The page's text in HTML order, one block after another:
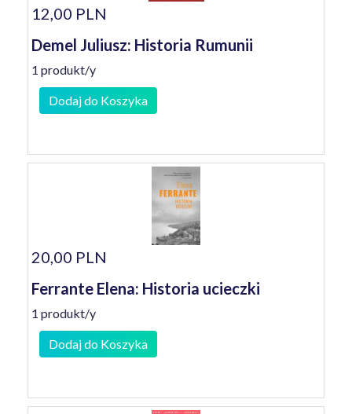
12,00 PLN
Demel Juliusz: Historia Rumunii
1 produkt/y
Dodaj do Koszyka
20,00 PLN
Ferrante Elena: Historia ucieczki
1 produkt/y
Dodaj do Koszyka